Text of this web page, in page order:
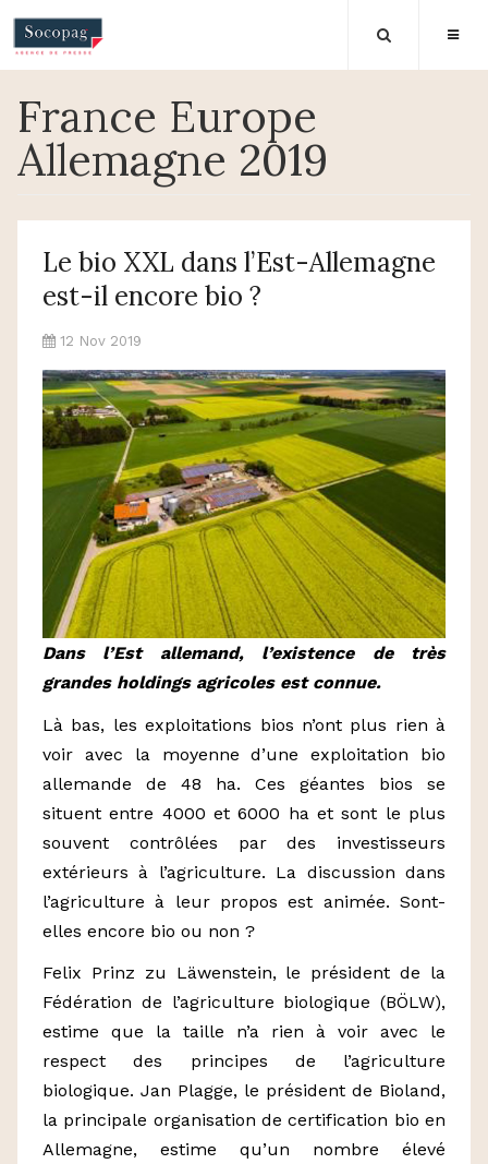
France Europe
Allemagne 2019
Le bio XXL dans l’Est-Allemagne
est-il encore bio ?
12 Nov 2019
Dans l’Est allemand, l’existence de très
grandes holdings agricoles est connue.
Là bas, les exploitations bios n’ont plus rien à
voir avec la moyenne d’une exploitation bio
allemande de 48 ha. Ces géantes bios se
situent entre 4000 et 6000 ha et sont le plus
souvent contrôlées par des investisseurs
extérieurs à l’agriculture. La discussion dans
l’agriculture à leur propos est animée. Sont-
elles encore bio ou non ?
Felix Prinz zu Läwenstein, le président de la
Fédération de l’agriculture biologique (BÖLW),
estime que la taille n’a rien à voir avec le
respect des principes de l’agriculture
biologique. Jan Plagge, le président de Bioland,
la principale organisation de certification bio en
Allemagne, estime qu’un nombre élevé